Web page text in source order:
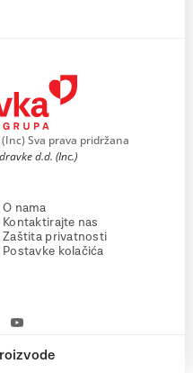
Sva prava pridržana
d.d. (Inc.)
O nama
Kontaktirajte nas
Zaštita privatnosti
Postavke kolačića